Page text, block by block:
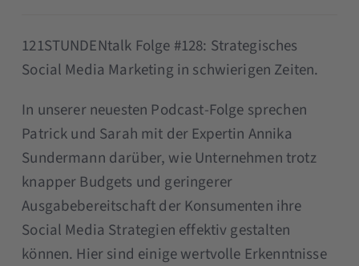
121STUNDENtalk Folge #128: Strategisches
Social Media Marketing in schwierigen Zeiten.
In unserer neuesten Podcast-Folge sprechen
Patrick und Sarah mit der Expertin Annika
Sundermann darüber, wie Unternehmen trotz
knapper Budgets und geringerer
Ausgabebereitschaft der Konsumenten ihre
Social Media Strategien effektiv gestalten
können. Hier sind einige wertvolle Erkenntnisse